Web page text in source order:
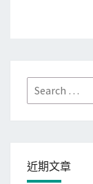
Search
for:
近期文章